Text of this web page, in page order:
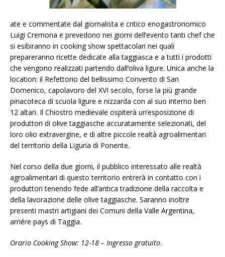
ate e commentate dal giornalista e critico enogastronomico
Luigi Cremona e prevedono nei giorni dell’evento tanti chef che
si esibiranno in cooking show spettacolari nei quali
prepareranno ricette dedicate alla taggiasca e a tutti i prodotti
che vengono realizzati partendo dall’oliva ligure. Unica anche la
location: il Refettorio del bellissimo Convento di San
Domenico, capolavoro del XVI secolo, forse la più grande
pinacoteca di scuola ligure e nizzarda con al suo interno ben
12 altari. Il Chiostro medievale ospiterà un’esposizione di
produttori di olive taggiasche accuratamente selezionati, del
loro olio extravergine, e di altre piccole realtà agroalimentari
del territorio della Liguria di Ponente.
Nel corso della due giorni, il pubblico interessato alle realtà
agroalimentari di questo territorio entrerà in contatto con i
produttori tenendo fede all’antica tradizione della raccolta e
della lavorazione delle olive taggiasche. Saranno inoltre
presenti mastri artigiani dei Comuni della Valle Argentina,
arriére pays di Taggia.
Orario Cooking Show: 12-18 – Ingresso gratuito.